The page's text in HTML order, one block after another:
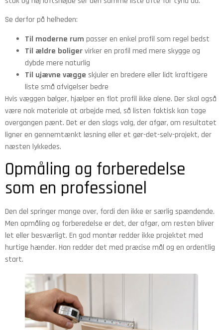
Se derfor på helheden:
Til moderne rum passer en enkel profil som regel bedst
Til ældre boligervirker en profil med mere skygge og
dybde mere naturlig
Til ujævne vægge skjuler en bredere eller lidt kraftigere
liste små afvigelser bedre
Hvis væggen bølger, hjælper en flot profil ikke alene. Der skal også
være nok materiale at arbejde med, så listen faktisk kan tage
overgangen pænt. Det er den slags valg, der afgør, om resultatet
ligner en gennemtænkt løsning eller et gør-det-selv-projekt, der
næsten lykkedes.
Opmåling og forberedelse
som en professionel
Den del springer mange over, fordi den ikke er særlig spændende.
Men opmåling og forberedelse er det, der afgør, om resten bliver
let eller besværligt. En god montør redder ikke projektet med
hurtige hænder. Han redder det med præcise mål og en ordentlig
start.